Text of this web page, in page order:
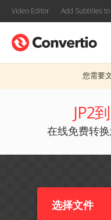
Video Editor Add Subtitles
您需要
JP2
在线免费转
选择文件